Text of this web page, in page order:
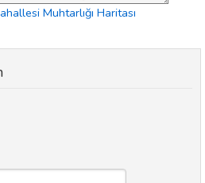
Muhtarlığı Haritası